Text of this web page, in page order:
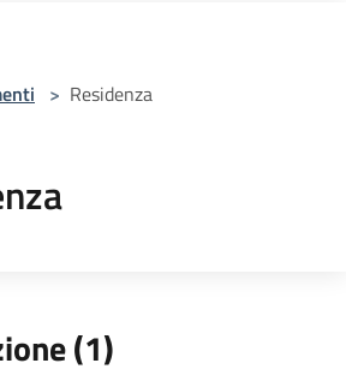
> Residenza
(1)